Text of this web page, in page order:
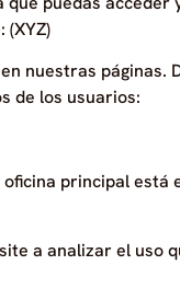
nuestras páginas.
de los usuarios:
principal está
a analizar el uso